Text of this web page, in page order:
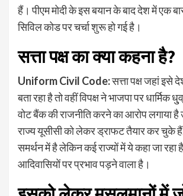
हैं। पीएम मोदी के इस बयान के बाद देश में एक
सिविल कोड पर चर्चा शुरू हो गई है।
सत्ता पक्ष का क्या कहना है?
Uniform Civil Code:सत्ता पक्ष जहां इसे
बता रहा है तो वहीं विपक्ष ने भाजपा पर धार्मिक
वोट बैंक की राजनीति करने का आरोप लगाया
राज्य यूसीसी को लेकर ड्राफट तैयार कर चुके
समर्थन में है लेकिन कई राज्यों में ये कहा जा
आदिवासियों पर प्रभाव पड़ने वाला है।